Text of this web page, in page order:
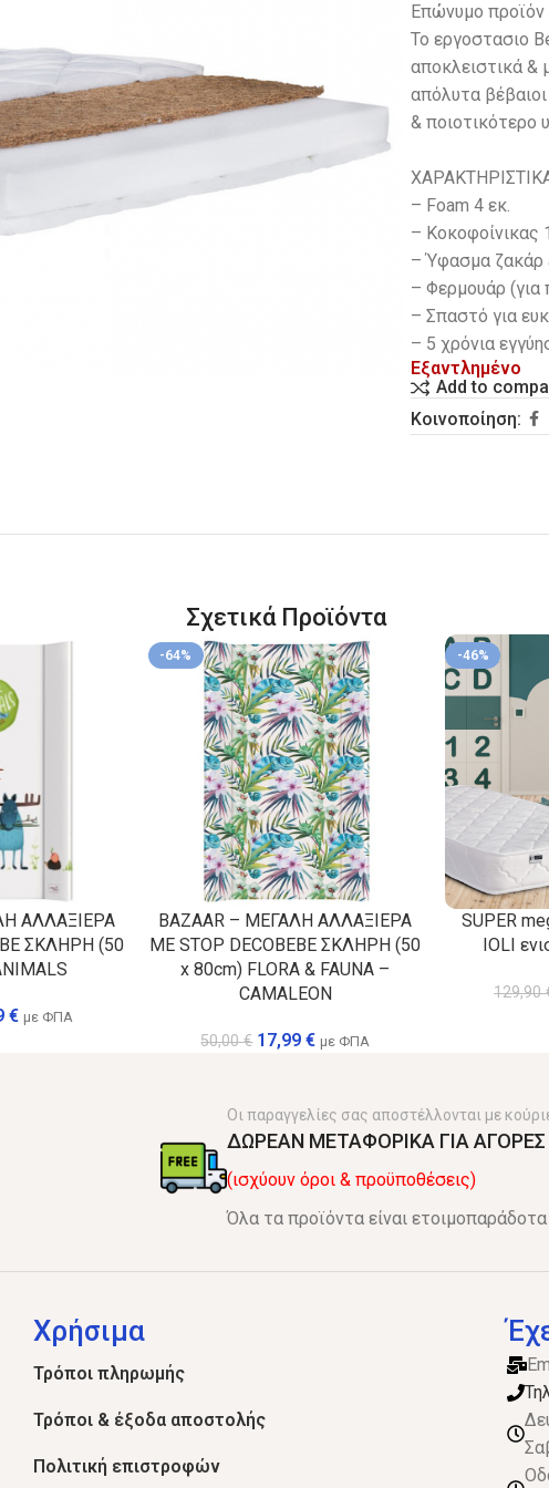
Επώνυμο προϊόν
Το εργοστασιο
αποκλειστικά &
απόλυτα
& ποιοτικότερο
– Foam 4 εκ.
– Κοκοφοίνικας
– Ύφασμα ζακάρ
– Φερμουάρ (για
– Σπαστό για
– 5 χρόνια
Εξαντλημένο
Add to
Κοινοποίηση:
Σχετικά Προϊόντα
ΑΛΛΑΞΙΕΡΑ
ΣΚΛΗΡΗ (50
€ με ΦΠΑ
-64%
BAZAAR – ΜΕΓΑΛΗ ΑΛΛΑΞΙΕΡΑ
ΜΕ STOP DECOBEBE ΣΚΛΗΡΗ (50
x 80cm) FLORA & FAUNA –
CAMALEON
50,00€ 17,99€ με ΦΠΑ
-46%
SUPER
IOLI
129,90
Οι παραγγελίες σας αποστέλλονται με
ΔΩΡΕΑΝ ΜΕΤΑΦΟΡΙΚΑ ΓΙΑ
(ισχύουν όροι & προϋποθέσεις)
Όλα τα προϊόντα είναι
Χρήσιμα
Τρόποι πληρωμής
Τρόποι & έξοδα αποστολής
Πολιτική επιστροφών